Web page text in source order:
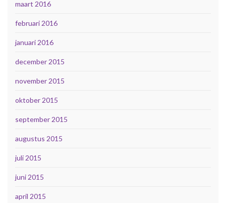
maart 2016
februari 2016
januari 2016
december 2015
november 2015
oktober 2015
september 2015
augustus 2015
juli 2015
juni 2015
april 2015